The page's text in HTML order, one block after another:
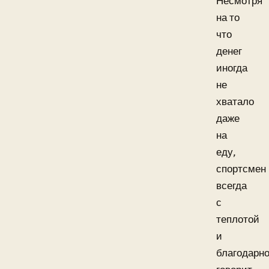
на то
что
денег
иногда
не
хватало
даже
на
еду,
спортсмен
всегда
с
теплотой
и